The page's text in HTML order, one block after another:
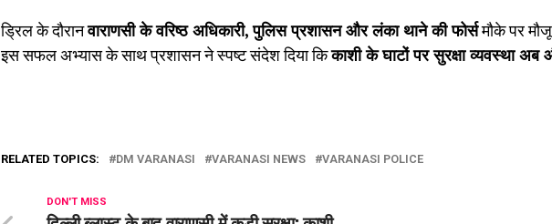
ड्रिल के दौरानवाराणसी के वरिष्ठ अधिकारी, पुलिस प्रशासन और लंका थाने की फोर्समौके पर
इस सफल अभ्यास के साथ प्रशासन ने स्पष्ट संदेश दिया किकाशी के घाटों पर सुरक्षा व्यवस्था
RELATED TOPICS: DM VARANASI VARANASI NEWS VARANASI POLICE
DON'T MISS